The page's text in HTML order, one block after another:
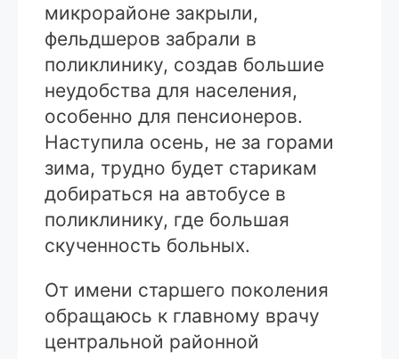
микрорайоне закрыли,
фельдшеров забрали в
поликлинику, создав большие
неудобства для населения,
особенно для пенсионеров.
Наступила осень, не за горами
зима, трудно будет старикам
добираться на автобусе в
поликлинику, где большая
скученность больных.
От имени старшего поколения
обращаюсь к главному врачу
центральной районной